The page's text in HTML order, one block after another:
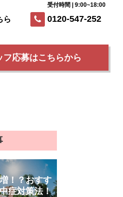
ら 0120-547-252
受付時間 | 9:00~18:00
応募はこちらから
！？おすす
症対策法！